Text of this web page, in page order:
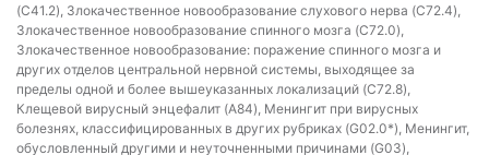
(C41.2), Злокачественное новообразование слухового нерва (C72.4),
Злокачественное новообразование спинного мозга (C72.0),
Злокачественное новообразование: поражение спинного мозга и
других отделов центральной нервной системы, выходящее за
пределы одной и более вышеуказанных локализаций (C72.8),
Клещевой вирусный энцефалит (A84), Менингит при вирусных
болезнях, классифицированных в других рубриках (G02.0*), Менингит,
обусловленный другими и неуточненными причинами (G03),